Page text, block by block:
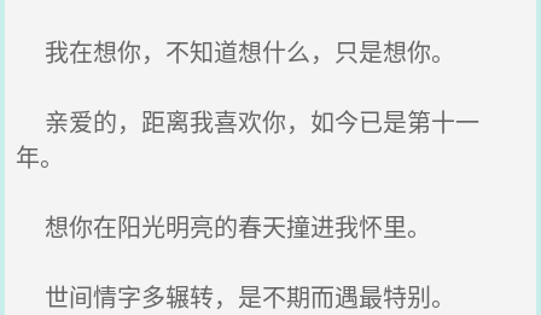
我在想你，不知道想什么，只是想你。
亲爱的，距离我喜欢你，如今已是第十一
年。
想你在阳光明亮的春天撞进我怀里。
世间情字多辗转，是不期而遇最特别。